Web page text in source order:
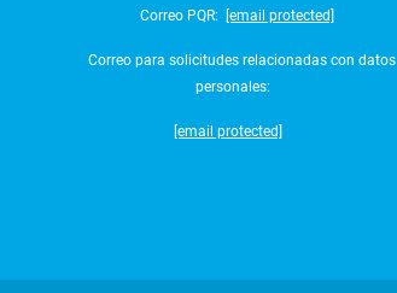
Correo PQR: [email protected]
Correo para solicitudes relacionadas con datos
personales:
[email protected]